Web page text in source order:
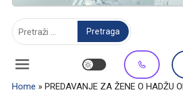
Home » PREDAVANJE ZA ŽENE O HADŽU